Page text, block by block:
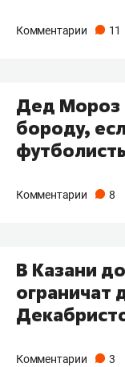
Комментарии 11
Дед Мороз
бороду,
Комментарии 8
В Казани
ограничат
Комментарии 3